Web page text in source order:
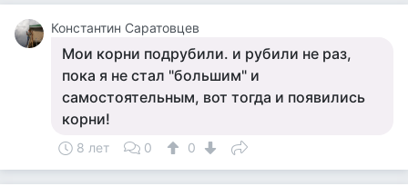
Константин Саратовцев
Мои корни подрубили. и рубили не раз,
пока я не стал "большим" и
самостоятельным, вот тогда и появились
корни!
8 лет 0 0